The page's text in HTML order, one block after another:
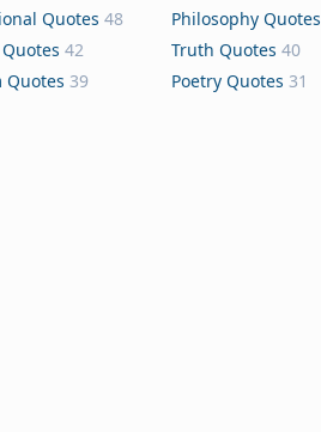
Quotes 48 Philosophy Quotes
42 Truth Quotes 40
Quotes 39 Poetry Quotes 31